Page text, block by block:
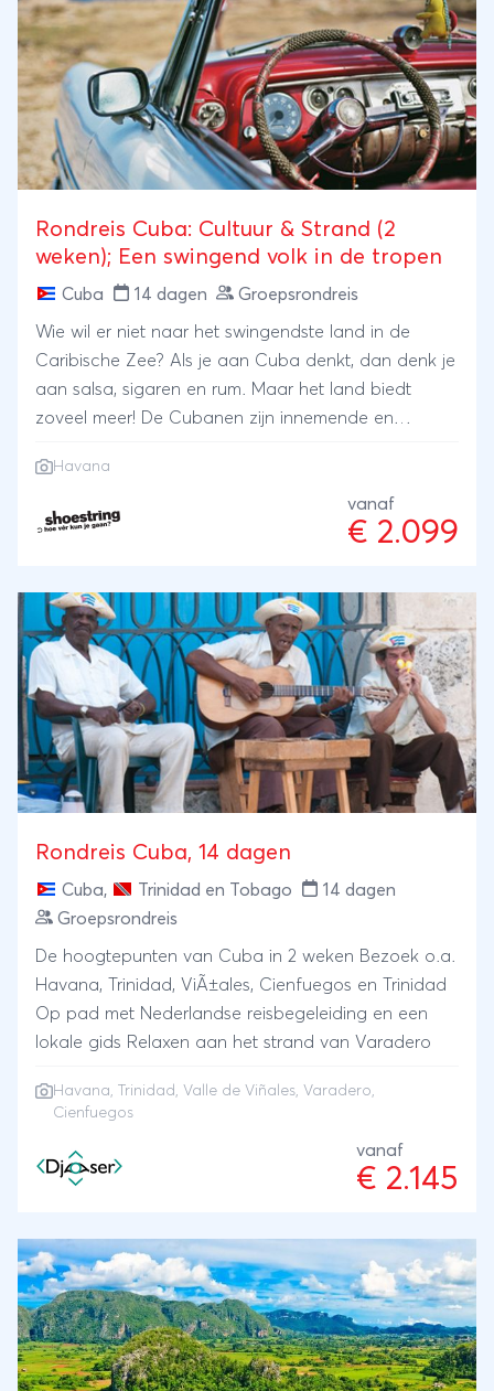
Rondreis Cuba: Cultuur & Strand (2
weken); Een swingend volk in de tropen
Cuba 14 dagen Groepsrondreis
Wie wil er niet naar het swingendste land in de
Caribische Zee? Als je aan Cuba denkt, dan denk je
aan salsa, sigaren en rum. Maar het land biedt
zoveel meer! De Cubanen zijn innemende en
van de straat muziek wordt gemaakt. Prachtige
koloniale stadjes, een weelderige natuur en witte
zandstranden met koraalriffen die het geheel
mooi opgeknapt en deels vervallen, biedt het de
bezoeker tal van musea en een bruisend
nachtleven. Deze rondreis Cuba 2 weken heeft een
ontspannen tempo. Het is moeilijk om niet volledig
gecharmeerd terug te komen van dit tropische
eiland!
Havana
vanaf
€ 2.099
Rondreis Cuba, 14 dagen
Cuba, Trinidad en Tobago
14 dagen
Groepsrondreis
De hoogtepunten van Cuba in 2 weken Bezoek o.a.
Havana, Trinidad, ViÃ±ales, Cienfuegos en Trinidad
Op pad met Nederlandse reisbegeleiding en een
lokale gids Relaxen aan het strand van Varadero
Havana, Trinidad , Valle de Viñales, Varadero,
Cienfuegos
vanaf
€ 2.145